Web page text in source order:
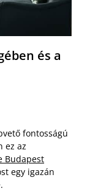
és a
fontosságú
ez az
Budapest
egy igazán